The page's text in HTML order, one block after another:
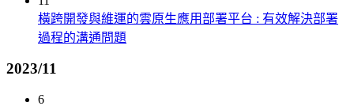
橫跨開發與維運的雲原生應用部署平台 : 有效解決部署
過程的溝通問題
2023/11
6